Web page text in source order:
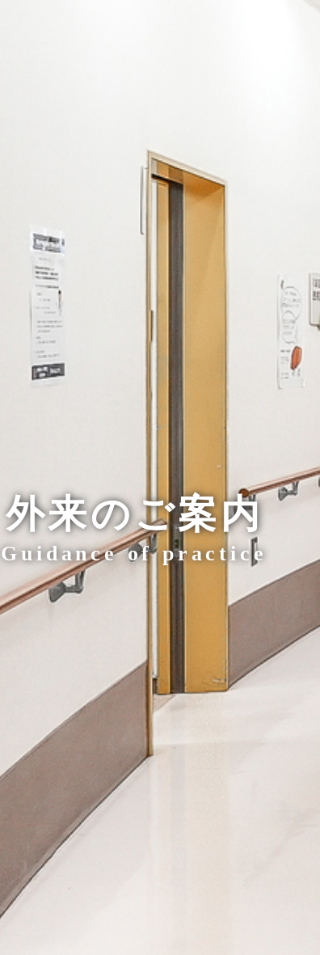
外来のご案内
Guidance of practice